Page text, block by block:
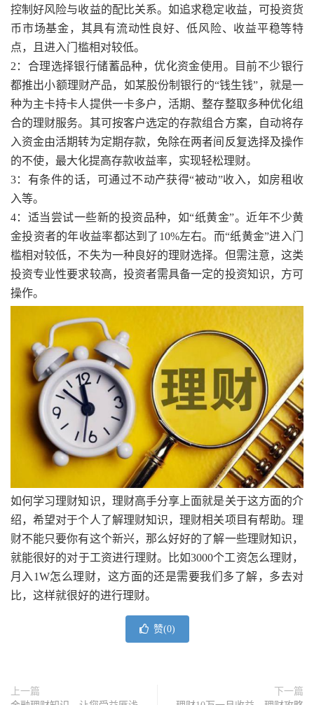
控制好风险与收益的配比关系。如追求稳定收益，可投资货
币市场基金，其具有流动性良好、低风险、收益平稳等特
点，且进入门槛相对较低。
2：合理选择银行储蓄品种，优化资金使用。目前不少银行
都推出小额理财产品，如某股份制银行的“钱生钱”，就是一
种为主卡持卡人提供一卡多户，活期、整存整取多种优化组
合的理财服务。其可按客户选定的存款组合方案，自动将存
入资金由活期转为定期存款，免除在两者间反复选择及操作
的不使，最大化提高存款收益率，实现轻松理财。
3：有条件的话，可通过不动产获得“被动”收入，如房租收
入等。
4：适当尝试一些新的投资品种，如“纸黄金”。近年不少黄
金投资者的年收益率都达到了10%左右。而“纸黄金”进入门
槛相对较低，不失为一种良好的理财选择。但需注意，这类
投资专业性要求较高，投资者需具备一定的投资知识，方可
操作。
如何学习理财知识，理财高手分享上面就是关于这方面的介
绍，希望对于个人了解理财知识，理财相关项目有帮助。理
财不能只要你有这个新兴，那么好好的了解一些理财知识，
就能很好的对于工资进行理财。比如3000个工资怎么理财，
月入1W怎么理财，这方面的还是需要我们多了解，多去对
比，这样就很好的进行理财。
赞(0)
上一篇
下一篇